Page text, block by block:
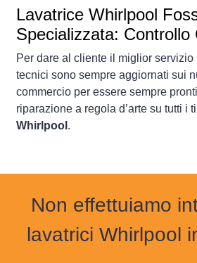
Lavatrice Whirlpool
Specializzata: Controllo
Per dare al cliente il miglior
tecnici sono sempre aggiornati sui
commercio per essere sempre
riparazione a regola d’arte su tutti i
Whirlpool .
Non effettuiamo
lavatrici Whirlpool